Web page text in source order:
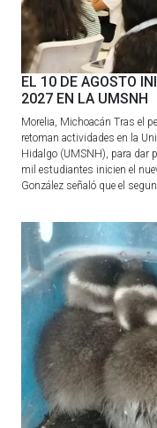
EL 10 DE AGOSTO
2027 EN LA UMSNH
Morelia, Michoacán Tras el
retoman actividades en la
Hidalgo (UMSNH), para dar
mil estudiantes inicien el
González señaló que el